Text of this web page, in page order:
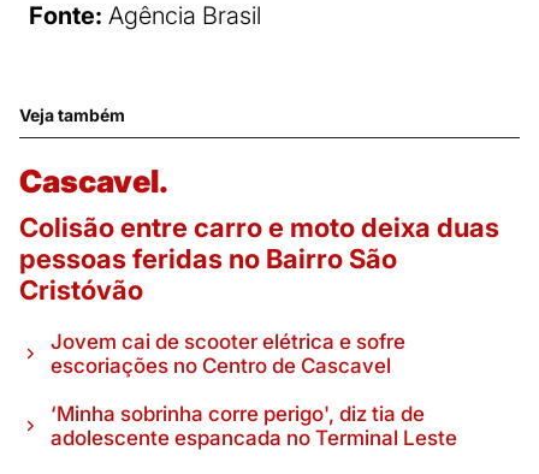
Fonte: Agência Brasil
Veja também
Cascavel.
Colisão entre carro e moto deixa duas
pessoas feridas no Bairro São
Cristóvão
Jovem cai de scooter elétrica e sofre
escoriações no Centro de Cascavel
‘Minha sobrinha corre perigo', diz tia de
adolescente espancada no Terminal Leste